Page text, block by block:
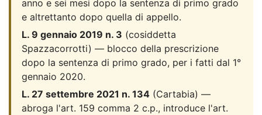
anno e sei mesi dopo la sentenza di primo grado
e altrettanto dopo quella di appello.
L. 9 gennaio 2019 n. 3 (cosiddetta
Spazzacorrotti) — blocco della prescrizione
dopo la sentenza di primo grado, per i fatti dal 1°
gennaio 2020.
L. 27 settembre 2021 n. 134 (Cartabia) —
abroga l'art. 159 comma 2 c.p., introduce l'art.